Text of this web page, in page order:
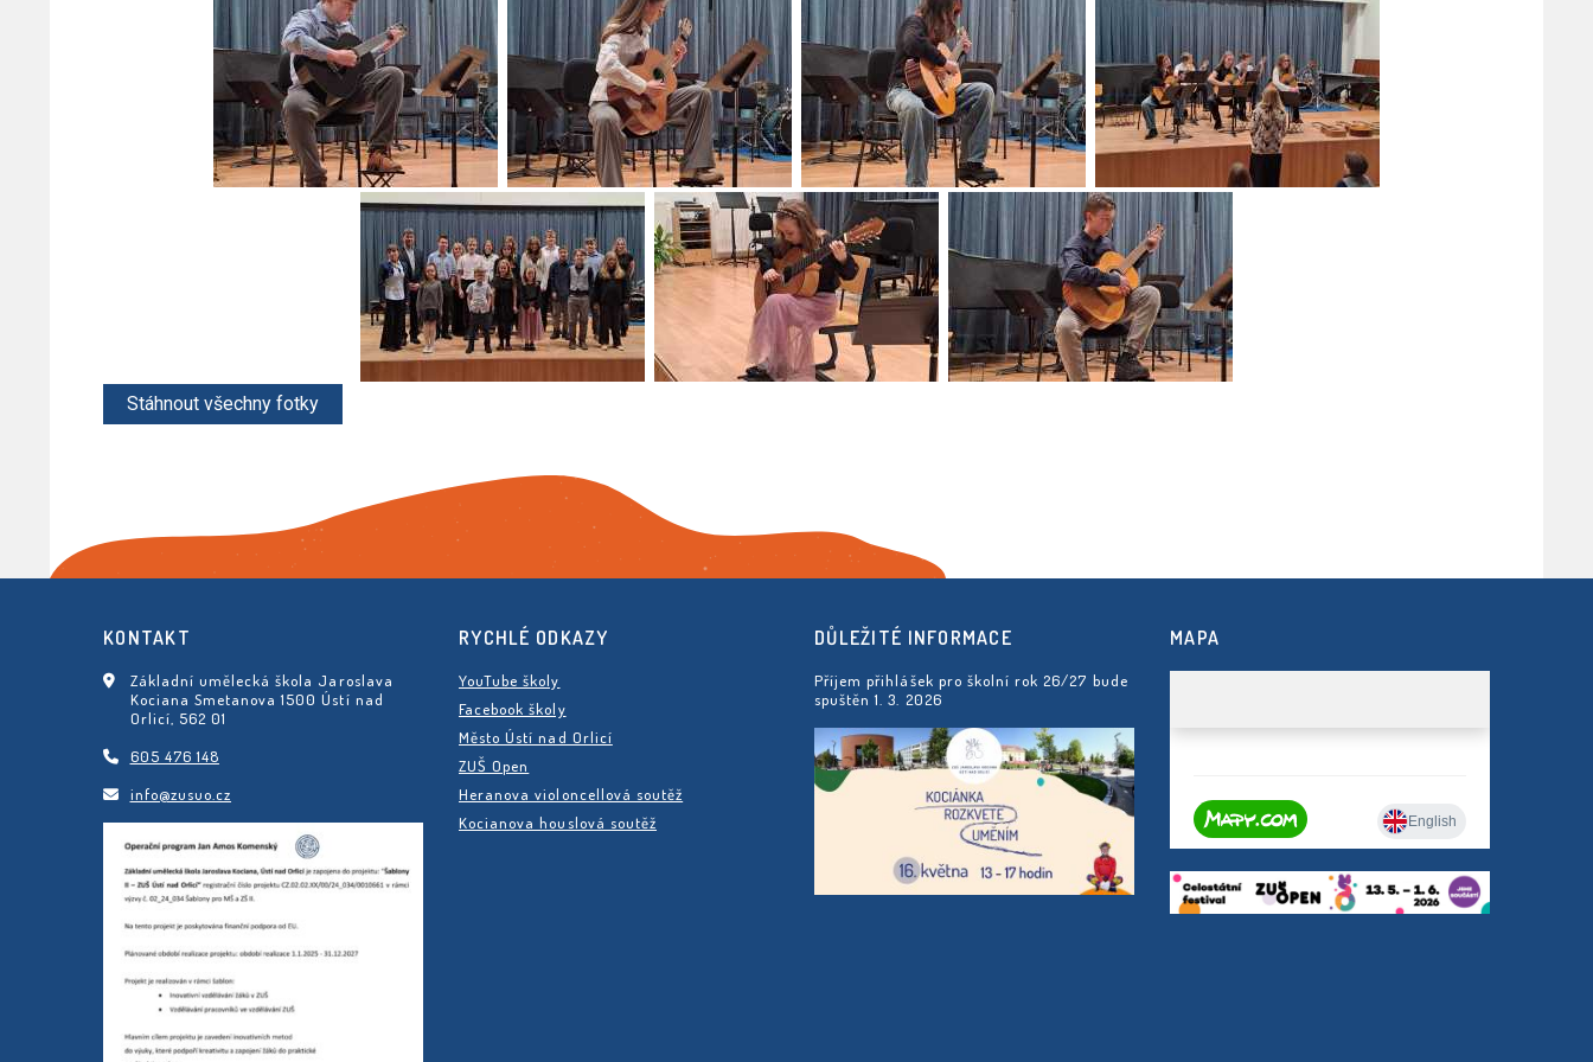
KONTAKT
Základní umělecká škola Jaroslava
Kociana Smetanova 1500 Ústí nad
Orlicí, 562 01
605 476 148
info@zusuo.cz
RYCHLÉ ODKAZY
YouTube školy
Facebook školy
Město Ústí nad Orlicí
ZUŠ Open
Heranova violoncellová soutěž
Kocianova houslová soutěž
DŮLEŽITÉ INFORMACE
Příjem přihlášek pro školní rok 26/27 bude
spuštěn 1. 3. 2026
MAPA